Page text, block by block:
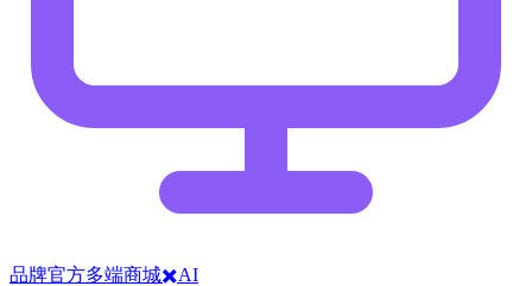
品牌官方多端商城✖️AI